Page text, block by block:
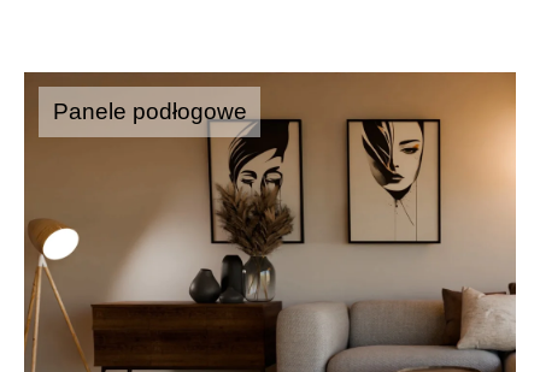
Panele podłogowe